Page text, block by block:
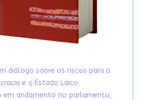
diálogo sobre os riscos para a
e o Estado Laico
em andamento no parlamento,